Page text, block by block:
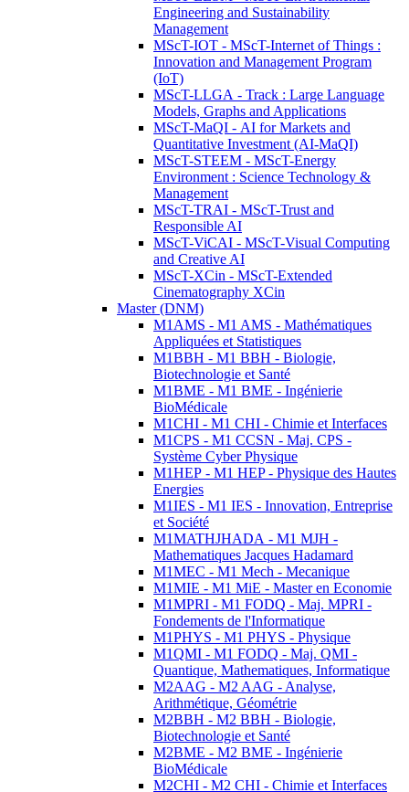
Engineering and Sustainability
Management
MScT-IOT - MScT-Internet of Things :
Innovation and Management Program
(IoT)
MScT-LLGA - Track : Large Language
Models, Graphs and Applications
MScT-MaQI - AI for Markets and
Quantitative Investment (AI-MaQI)
MScT-STEEM - MScT-Energy
Environment : Science Technology &
Management
MScT-TRAI - MScT-Trust and
Responsible AI
MScT-ViCAI - MScT-Visual Computing
and Creative AI
MScT-XCin - MScT-Extended
Cinematography XCin
Master (DNM)
M1AMS - M1 AMS - Mathématiques
Appliquées et Statistiques
M1BBH - M1 BBH - Biologie,
Biotechnologie et Santé
M1BME - M1 BME - Ingénierie
BioMédicale
M1CHI - M1 CHI - Chimie et Interfaces
M1CPS - M1 CCSN - Maj. CPS -
Système Cyber Physique
M1HEP - M1 HEP - Physique des Hautes
Energies
M1IES - M1 IES - Innovation, Entreprise
et Société
M1MATHJHADA - M1 MJH -
Mathematiques Jacques Hadamard
M1MEC - M1 Mech - Mecanique
M1MIE - M1 MiE - Master en Economie
M1MPRI - M1 FODQ - Maj. MPRI -
Fondements de l'Informatique
M1PHYS - M1 PHYS - Physique
M1QMI - M1 FODQ - Maj. QMI -
Quantique, Mathematiques, Informatique
M2AAG - M2 AAG - Analyse,
Arithmétique, Géométrie
M2BBH - M2 BBH - Biologie,
Biotechnologie et Santé
M2BME - M2 BME - Ingénierie
BioMédicale
M2CHI - M2 CHI - Chimie et Interfaces